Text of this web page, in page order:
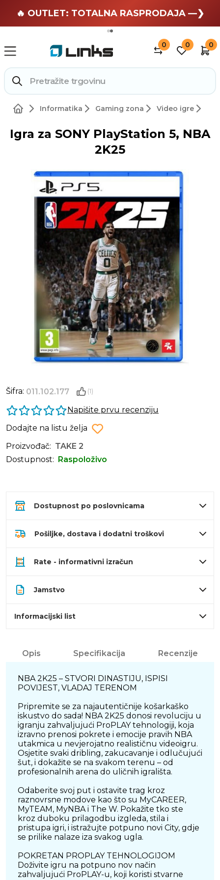
🏄 Zaslužuješ odmor —❯
🔥 OUTLET: TOTALNA RASPRODAJA —❯
0 0 0
Informatika Gaming zona Video igre
Igra za SONY PlayStation 5, NBA
2K25
Šifra: 011.102.177 (1)
Napišite prvu recenziju
Dodajte na listu želja
Proizvođač: TAKE 2
Dostupnost:
Raspoloživo
Dostupnost po poslovnicama
Pošiljke, dostava i dodatni troškovi
Rate - informativni izračun
Jamstvo
Informacijski list
Opis Specifikacija Recenzije
NBA 2K25 – STVORI DINASTIJU, ISPISI
POVIJEST, VLADAJ TERENOM
Pripremite se za najautentičnije košarkaško
iskustvo do sada! NBA 2K25 donosi revoluciju u
igranju zahvaljujući ProPLAY tehnologiji, koja
izravno prenosi pokrete i emocije pravih NBA
utakmica u nevjerojatno realističnu videoigru.
Osjetite svaki dribling, zakucavanje i odlučujući
šut, i dokažite se na svakom terenu – od
profesionalnih arena do uličnih igrališta.
Odaberite svoj put i ostavite trag kroz
raznovrsne modove kao što su MyCAREER,
MyTEAM, MyNBA i The W. Pokažite tko ste
kroz duboku prilagodbu izgleda, stila i
pristupa igri, i istražujte potpuno novi City, gdje
se prilike nalaze iza svakog ugla.
POKRETAN PROPLAY TEHNOLOGIJOM
Doživite igru na potpuno nov način
zahvaljujući ProPLAY-u, koji koristi stvarne